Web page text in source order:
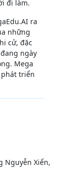
đi làm.
ra
những
cử, đặc
ngày
Mega
triển
Nguyễn Xiển,